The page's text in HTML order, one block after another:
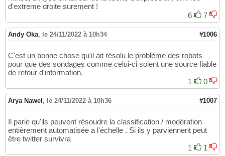
d'extreme droite surement !
6
7
Andy Oka, le 24/11/2022 à 10h34 #1006
C'est un bonne chose qu'il ait résolu le problème des robots
pour que des sondages comme celui-ci soient une source fiable
de retour d'information.
1
0
Arya Nawel , le 24/11/2022 à 10h36 #1007
Il parie qu'ils peuvent résoudre la classification / modération
entièrement automatisée a l'échelle . Si ils y parviennent peut
être twitter survivra
1
1